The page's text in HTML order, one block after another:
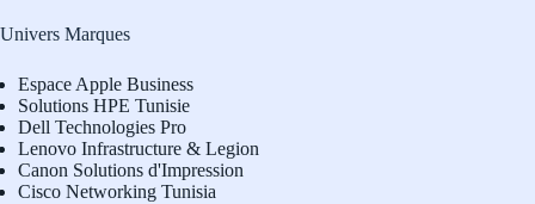
Univers Marques
Espace Apple Business
Solutions HPE Tunisie
Dell Technologies Pro
Lenovo Infrastructure & Legion
Canon Solutions d'Impression
Cisco Networking Tunisia